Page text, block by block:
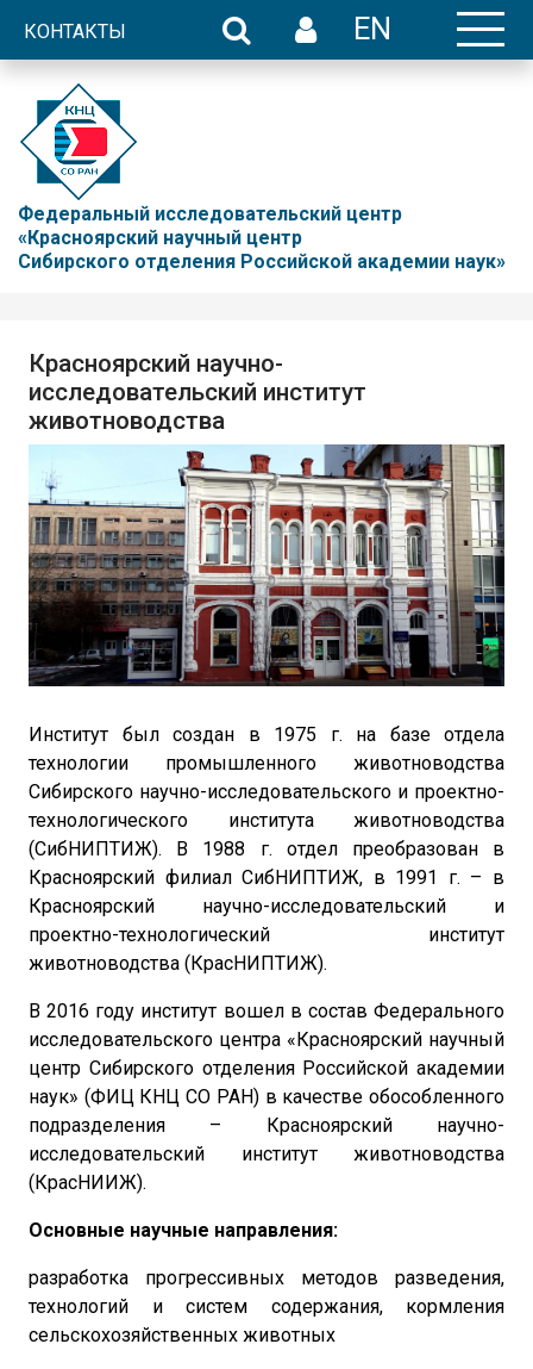
КОНТАКТЫ EN
Федеральный исследовательский центр
«Красноярский научный центр
Сибирского отделения Российской академии наук»
Красноярский научно-
исследовательский институт
животноводства
Институт был создан в 1975 г. на базе отдела
технологии промышленного животноводства
Сибирского научно-исследовательского и проектно-
технологического института животноводства
(СибНИПТИЖ). В 1988 г. отдел преобразован в
Красноярский филиал СибНИПТИЖ, в 1991 г. – в
Красноярский научно-исследовательский и
проектно-технологический институт
животноводства (КрасНИПТИЖ).
В 2016 году институт вошел в состав Федерального
исследовательского центра «Красноярский научный
центр Сибирского отделения Российской академии
наук» (ФИЦ КНЦ СО РАН) в качестве обособленного
подразделения – Красноярский научно-
исследовательский институт животноводства
(КрасНИИЖ).
Основные научные направления:
разработка прогрессивных методов разведения,
технологий и систем содержания, кормления
сельскохозяйственных животных